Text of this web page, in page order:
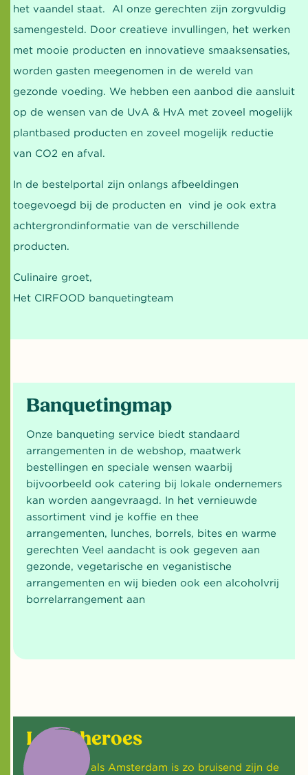
het vaandel staat. Al onze gerechten zijn zorgvuldig
samengesteld. Door creatieve invullingen, het werken
met mooie producten en innovatieve smaaksensaties,
worden gasten meegenomen in de wereld van
gezonde voeding. We hebben een aanbod die aansluit
op de wensen van de UvA & HvA met zoveel mogelijk
plantbased producten en zoveel mogelijk reductie
van CO2 en afval.
In de bestelportal zijn onlangs afbeeldingen
toegevoegd bij de producten en vind je ook extra
achtergrondinformatie van de verschillende
producten.
Culinaire groet,
Het CIRFOOD banquetingteam
Banquetingmap
Onze banqueting service biedt standaard
arrangementen in de webshop, maatwerk
bestellingen en speciale wensen waarbij
bijvoorbeeld ook catering bij lokale ondernemers
kan worden aangevraagd. In het vernieuwde
assortiment vind je koffie en thee
arrangementen, lunches, borrels, bites en warme
gerechten Veel aandacht is ook gegeven aan
gezonde, vegetarische en veganistische
arrangementen en wij bieden ook een alcoholvrij
borrelarrangement aan
Local heroes
Zo bruisend als Amsterdam is zo bruisend zijn de